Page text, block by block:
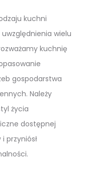
kuchni
wielu
kuchnię
gospodarstwa
Należy
życia
dostępnej
przyniósł